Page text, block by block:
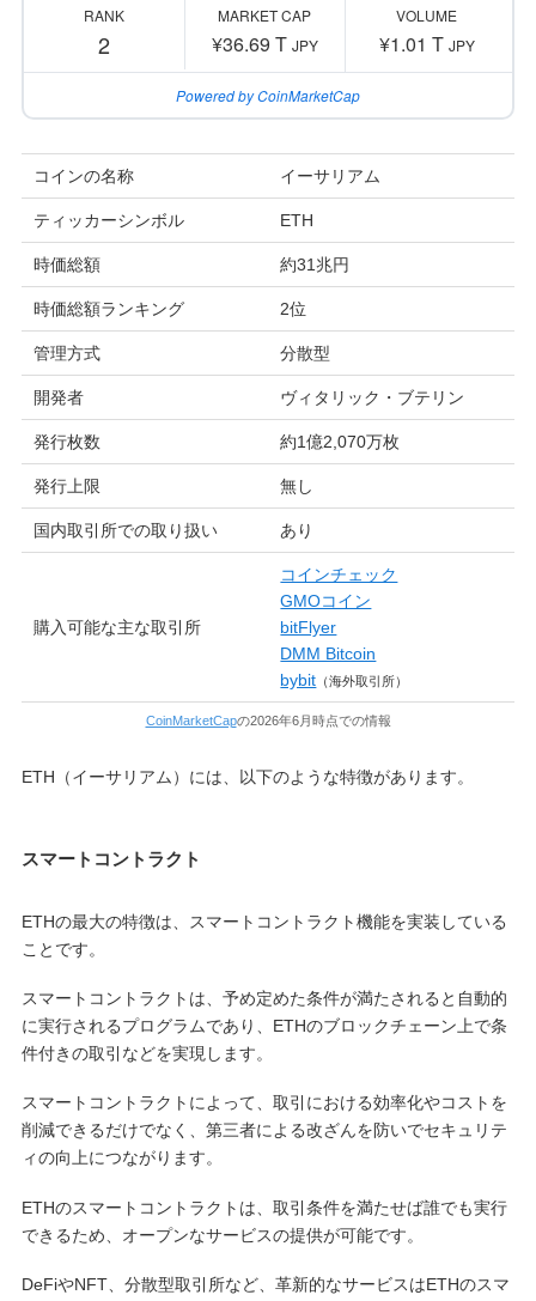
RANK
2
MARKET CAP
¥36.69 T JPY
VOLUME
¥1.01 T JPY
Powered by CoinMarketCap
コインの名称 イーサリアム
ティッカーシンボル ETH
時価総額 約31兆円
時価総額ランキング 2位
管理方式 分散型
開発者 ヴィタリック・ブテリン
発行枚数 約1億2,070万枚
発行上限 無し
国内取引所での取り扱い あり
購入可能な主な取引所
コインチェック
GMOコイン
bitFlyer
DMM Bitcoin
bybit （海外取引所）
CoinMarketCapの2026年6月時点での情報
ETH（イーサリアム）には、以下のような特徴があります。
スマートコントラクト
ETHの最大の特徴は、スマートコントラクト機能を実装している
ことです。
スマートコントラクトは、予め定めた条件が満たされると自動的
に実行されるプログラムであり、ETHのブロックチェーン上で条
件付きの取引などを実現します。
スマートコントラクトによって、取引における効率化やコストを
削減できるだけでなく、第三者による改ざんを防いでセキュリテ
ィの向上につながります。
ETHのスマートコントラクトは、取引条件を満たせば誰でも実行
できるため、オープンなサービスの提供が可能です。
DeFiやNFT、分散型取引所など、革新的なサービスはETHのスマ